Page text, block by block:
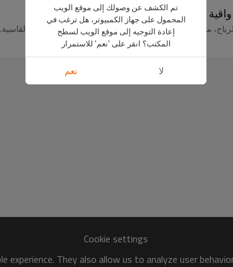
من الرياح
مما يجعله مثاليًا للأنشطة الخارجية في ظروف الطقس القاسية.
Cookie settings
experience. They also allow us to analyze user
تم الكشف عن وصولك إلى موقع الويب
المحمول على جهاز الكمبيوتر، هل ترغب في
إعادة التوجيه إلى موقع الويب لسطح
المكتب؟ انقر على 'نعم' للاستمرار
لا نعم